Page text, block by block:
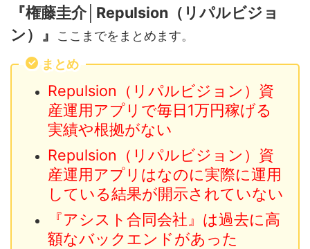
『権藤圭介│Repulsion（リパルビジョ
ン）』
ここまでをまとめます。
まとめ
Repulsion（リパルビジョン）資
産運用アプリで毎日1万円稼げる
実績や根拠がない
Repulsion（リパルビジョン）資
産運用アプリはなのに実際に運用
している結果が開示されていない
『アシスト合同会社』は過去に高
額なバックエンドがあった